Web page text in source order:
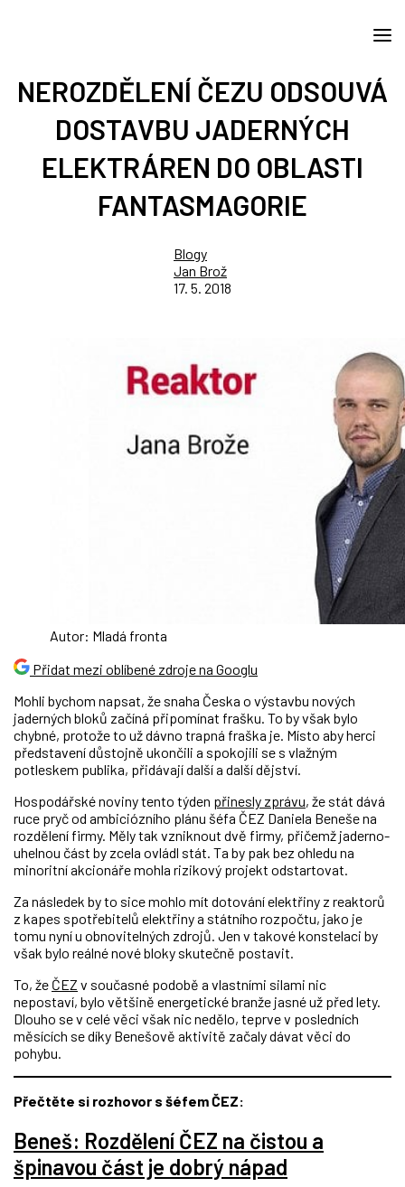
NEROZDĚLENÍ ČEZU ODSOUVÁ
DOSTAVBU JADERNÝCH
ELEKTRÁREN DO OBLASTI
FANTASMAGORIE
Blogy
Jan Brož
17. 5. 2018
Autor: Mladá fronta
Přidat mezi oblíbené zdroje na Googlu
Mohli bychom napsat, že snaha Česka o výstavbu nových
jaderných bloků začíná připomínat frašku. To by však bylo
chybné, protože to už dávno trapná fraška je. Místo aby herci
představení důstojně ukončili a spokojili se s vlažným
potleskem publika, přidávají další a další dějství.
Hospodářské noviny tento týden přinesly zprávu, že stát dává
ruce pryč od ambiciózního plánu šéfa ČEZ Daniela Beneše na
rozdělení firmy. Měly tak vzniknout dvě firmy, přičemž jaderno-
uhelnou část by zcela ovládl stát. Ta by pak bez ohledu na
minoritní akcionáře mohla rizikový projekt odstartovat.
Za následek by to sice mohlo mít dotování elektřiny z reaktorů
z kapes spotřebitelů elektřiny a státního rozpočtu, jako je
tomu nyní u obnovitelných zdrojů. Jen v takové konstelaci by
však bylo reálné nové bloky skutečně postavit.
To, že ČEZ v současné podobě a vlastními silami nic
nepostaví, bylo většině energetické branže jasné už před lety.
Dlouho se v celé věci však nic nedělo, teprve v posledních
měsících se díky Benešově aktivitě začaly dávat věci do
pohybu.
Přečtěte si rozhovor s šéfem ČEZ:
Beneš: Rozdělení ČEZ na čistou a
špinavou část je dobrý nápad